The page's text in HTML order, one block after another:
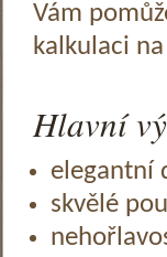
Vám
kalkulaci
Hlavní
elegantní
skvělé